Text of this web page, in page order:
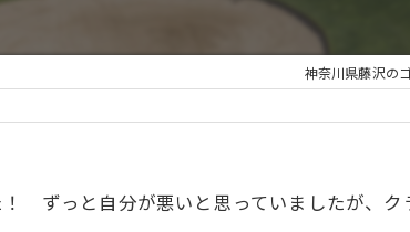
グ
神奈川県藤沢の
ずっと自分が悪いと思っていましたが、ク